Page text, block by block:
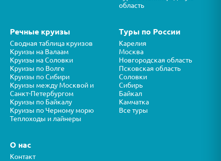
область
Речные круизы
Сводная таблица круизов
Круизы на Валаам
Круизы на Соловки
Круизы по Волге
Круизы по Сибири
Круизы между Москвой и
Санкт-Петербургом
Круизы по Байкалу
Круизы по Черному морю
Теплоходы и лайнеры
Туры по России
Карелия
Москва
Новгородская область
Псковская область
Соловки
Сибирь
Байкал
Камчатка
Все туры
О нас
Контакт